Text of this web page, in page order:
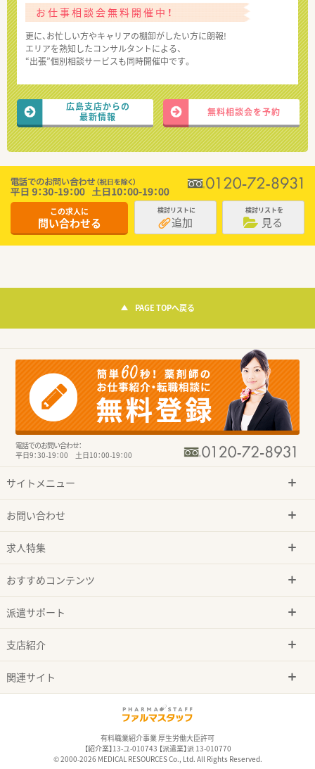
お仕事相談会無料開催中！
更に、お忙しい方やキャリアの棚卸がしたい方に朗報!
エリアを熟知したコンサルタントによる、
“出張”個別相談サービスも同時開催中です。
広島支店からの
最新情報
無料相談会を予約
この求人に
問い合わせる
検討リストに
追加
検討リストを
見る
PAGE TOPへ戻る
電話でのお問い合わせ：
平日9：30-19：00 土日10：00-19：00
サイトメニュー
お問い合わせ
求人特集
おすすめコンテンツ
派遣サポート
支店紹介
関連サイト
有料職業紹介事業 厚生労働大臣許可
【紹介業】13-ユ-010743 【派遣業】派 13-010770
© 2000-2026 MEDICAL RESOURCES Co., Ltd. All Rights Reserved.